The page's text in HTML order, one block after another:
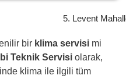
bir klima servisi mi
Teknik Servisi olarak,
klima ile ilgili tüm